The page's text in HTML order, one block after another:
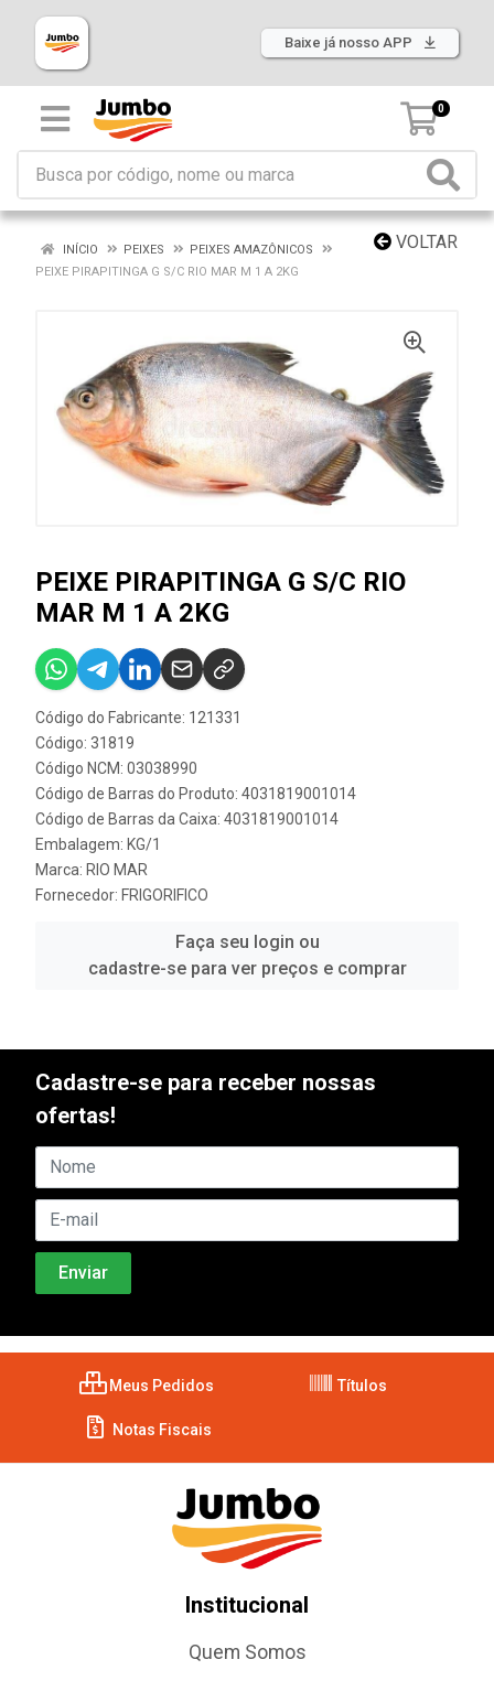
Baixe já nosso APP
0
VOLTAR
INÍCIO PEIXES
PEIXES AMAZÔNICOS
PEIXE PIRAPITINGA G S/C RIO MAR M 1 A 2KG
PEIXE PIRAPITINGA G S/C RIO
MAR M 1 A 2KG
Código do Fabricante: 121331
Código: 31819
Código NCM: 03038990
Código de Barras do Produto: 4031819001014
Código de Barras da Caixa: 4031819001014
Embalagem: KG/1
Marca: RIO MAR
Fornecedor: FRIGORIFICO
Faça seu login ou
cadastre-se para ver preços e comprar
Cadastre-se para receber nossas
ofertas!
Meus Pedidos Títulos
Notas Fiscais
Institucional
Quem Somos